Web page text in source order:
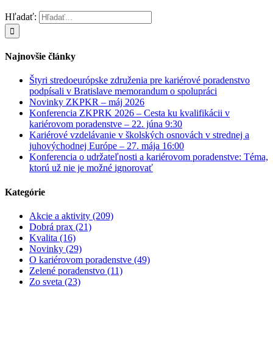
Hľadať:
Najnovšie články
Štyri stredoeurópske združenia pre kariérové poradenstvo
podpísali v Bratislave memorandum o spolupráci
Novinky ZKPKR – máj 2026
Konferencia ZKPRK 2026 – Cesta ku kvalifikácii v
kariérovom poradenstve – 22. júna 9:30
Kariérové vzdelávanie v školských osnovách v strednej a
juhovýchodnej Európe – 27. mája 16:00
Konferencia o udržateľnosti a kariérovom poradenstve: Téma,
ktorú už nie je možné ignorovať
Kategórie
Akcie a aktivity (209)
Dobrá prax (21)
Kvalita (16)
Novinky (29)
O kariérovom poradenstve (49)
Zelené poradenstvo (11)
Zo sveta (23)